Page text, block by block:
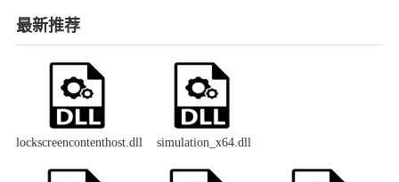
最新推荐
lockscreencontenthost.dll simulation_x64.dll